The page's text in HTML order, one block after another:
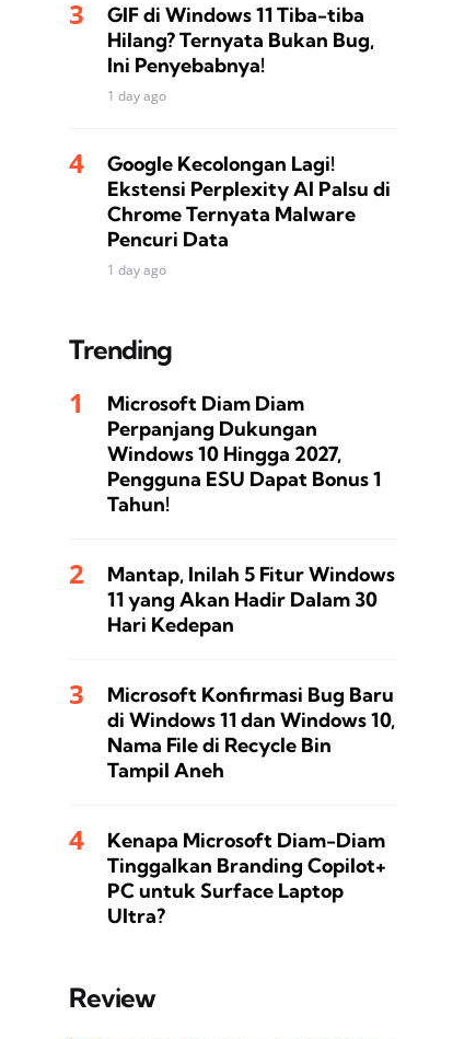
GIF di Windows 11 Tiba-tiba
Hilang? Ternyata Bukan Bug,
Ini Penyebabnya!
1 day ago
Google Kecolongan Lagi!
Ekstensi Perplexity AI Palsu di
Chrome Ternyata Malware
Pencuri Data
1 day ago
Trending
Microsoft Diam Diam
Perpanjang Dukungan
Windows 10 Hingga 2027,
Pengguna ESU Dapat Bonus 1
Tahun!
Mantap, Inilah 5 Fitur Windows
11 yang Akan Hadir Dalam 30
Hari Kedepan
Microsoft Konfirmasi Bug Baru
di Windows 11 dan Windows 10,
Nama File di Recycle Bin
Tampil Aneh
Kenapa Microsoft Diam-Diam
Tinggalkan Branding Copilot+
PC untuk Surface Laptop
Ultra?
Review